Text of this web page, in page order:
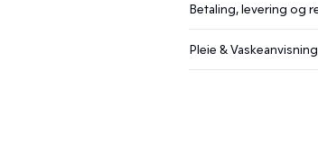
Betaling, levering og
Pleie & Vaskeanvisning